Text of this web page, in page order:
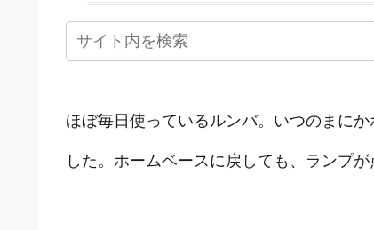
ほぼ毎日使っているルンバ。いつのまに
した。ホームベースに戻しても、ランプ